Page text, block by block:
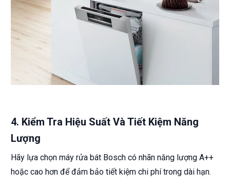
4. Kiểm Tra Hiệu Suất Và Tiết Kiệm Năng
Lượng
Hãy lựa chọn máy rửa bát Bosch có nhãn năng lượng A++
hoặc cao hơn để đảm bảo tiết kiệm chi phí trong dài hạn.